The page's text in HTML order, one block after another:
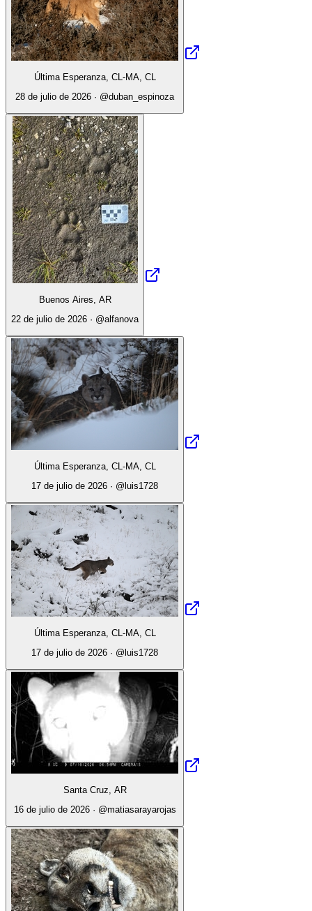
Última Esperanza, CL-MA, CL
28 de julio de 2026 · @duban_espinoza
Buenos Aires, AR
22 de julio de 2026 · @alfanova
Última Esperanza, CL-MA, CL
17 de julio de 2026 · @ luis1728
Última Esperanza, CL-MA, CL
17 de julio de 2026 · @ luis1728
Santa Cruz, AR
16 de julio de 2026· @matiasarayarojas